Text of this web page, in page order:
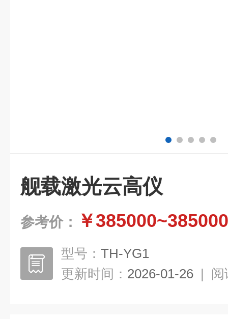
舰载激光云高仪
参考价： ￥385000~385000
型号： TH-YG1
更新时间： 2026-01-26 | 阅